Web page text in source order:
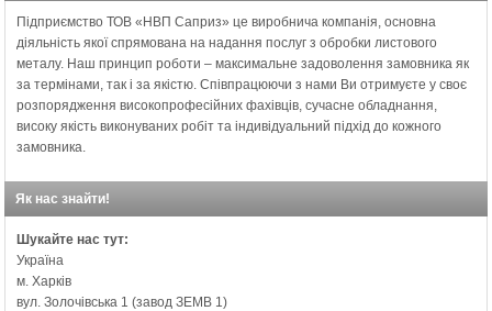
Підприємство ТОВ «НВП Саприз» це виробнича компанія, основна
діяльність якої спрямована на надання послуг з обробки листового
металу. Наш принцип роботи – максимальне задоволення замовника як
за термінами, так і за якістю. Співпрацюючи з нами Ви отримуєте у своє
розпорядження високопрофесійних фахівців, сучасне обладнання,
високу якість виконуваних робіт та індивідуальний підхід до кожного
замовника.
Як нас знайти!
Шукайте нас тут:
Україна
м. Харків
вул. Золочівська 1 (завод ЗЕМВ 1)